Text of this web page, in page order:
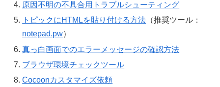
原因不明の不具合用トラブルシューティング
トピックにHTMLを貼り付ける方法 （推奨ツール：
notepad.pw）
真っ白画面でのエラーメッセージの確認方法
ブラウザ環境チェックツール
Cocoonカスタマイズ依頼